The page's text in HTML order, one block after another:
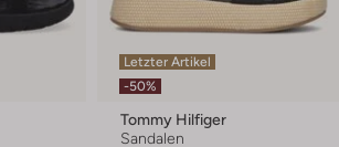
Letzter Artikel
-50%
Tommy Hilfiger
Sandalen